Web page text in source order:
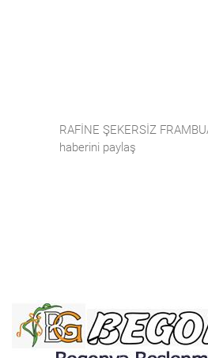
RAFİNE ŞEKERSİZ
haberini paylaş